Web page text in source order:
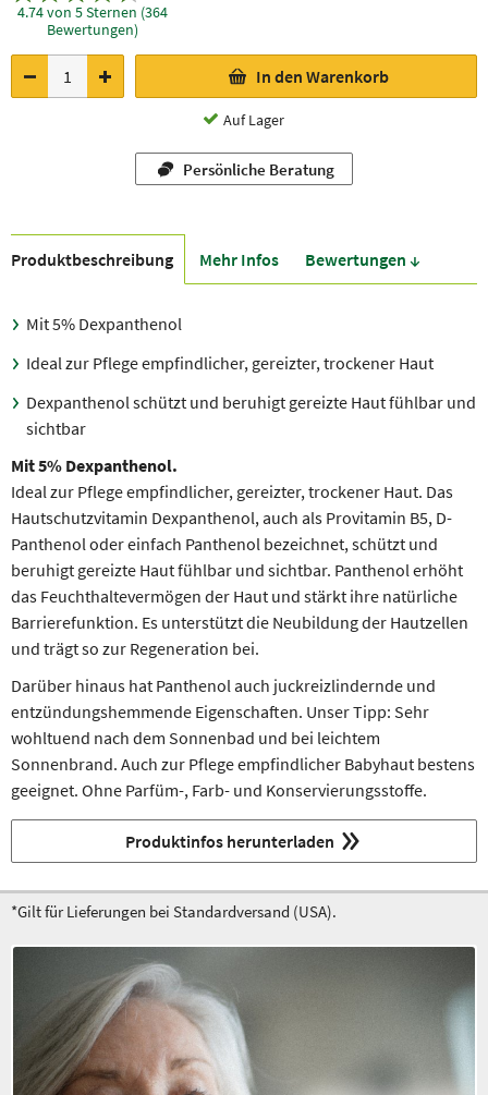
4.74 von 5 Sternen (364
Bewertungen)
In den Warenkorb
Auf Lager
Persönliche Beratung
Produkt­beschreibung Mehr Infos Bewer­tungen ↓
Mit 5% Dexpanthenol
Ideal zur Pflege empfindlicher, gereizter, trockener Haut
Dexpanthenol schützt und beruhigt gereizte Haut fühlbar und
sichtbar
Mit 5% Dexpanthenol.
Ideal zur Pflege empfindlicher, gereizter, tro­ckener Haut. Das
Hautschutzvitamin Dexpanthenol, auch als Provitamin B5, D-
Panthenol oder einfach Panthenol bezeichnet, schützt und
beruhigt gereizte Haut fühlbar und sichtbar. Panthenol erhöht
das Feuchthaltevermögen der Haut und stärkt ihre natürliche
Barrierefunktion. Es unterstützt die Neubildung der Hautzellen
und trägt so zur Regeneration bei.
Darüber hinaus hat Panthenol auch juckreizlindernde und
entzündungshemmende Eigenschaften. Unser Tipp: Sehr
wohltuend nach dem Sonnenbad und bei leichtem
Sonnenbrand. Auch zur Pflege empfindlicher Babyhaut bestens
geeignet. Ohne Parfüm-, Farb- und Konservierungsstoffe.
Produktinfos herunterladen
*Gilt für Lieferungen bei Standardversand (USA).